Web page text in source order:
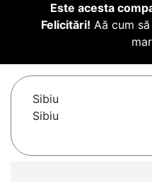
Este acesta
Felicitări! Aă cum
Sibiu
Sibiu